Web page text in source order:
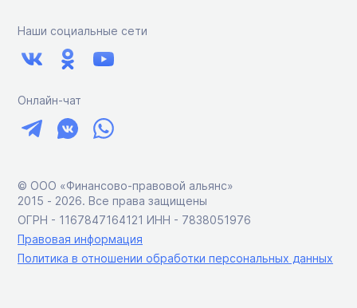
Наши социальные сети
Онлайн-чат
© ООО «Финансово-правовой альянс»
2015 ‑ 2026. Все права защищены
ОГРН - 1167847164121 ИНН - 7838051976
Правовая информация
Политика в отношении обработки персональных данных